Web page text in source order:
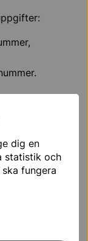
dig en
statistik och
fungera
i